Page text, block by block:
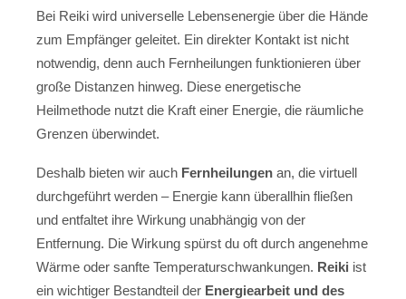
Bei Reiki wird universelle Lebensenergie über die Hände
zum Empfänger geleitet. Ein direkter Kontakt ist nicht
notwendig, denn auch Fernheilungen funktionieren über
große Distanzen hinweg. Diese energetische
Heilmethode nutzt die Kraft einer Energie, die räumliche
Grenzen überwindet.
Deshalb bieten wir auch Fernheilungen an, die virtuell
durchgeführt werden – Energie kann überallhin fließen
und entfaltet ihre Wirkung unabhängig von der
Entfernung. Die Wirkung spürst du oft durch angenehme
Wärme oder sanfte Temperaturschwankungen. Reiki ist
ein wichtiger Bestandteil der Energiearbeit und des